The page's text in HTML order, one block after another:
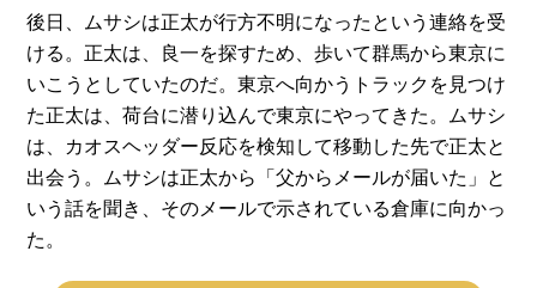
後日、ムサシは正太が行方不明になったという連絡を受
ける。正太は、良一を探すため、歩いて群馬から東京に
いこうとしていたのだ。東京へ向かうトラックを見つけ
た正太は、荷台に潜り込んで東京にやってきた。ムサシ
は、カオスヘッダー反応を検知して移動した先で正太と
出会う。ムサシは正太から「父からメールが届いた」と
いう話を聞き、そのメールで示されている倉庫に向かっ
た。